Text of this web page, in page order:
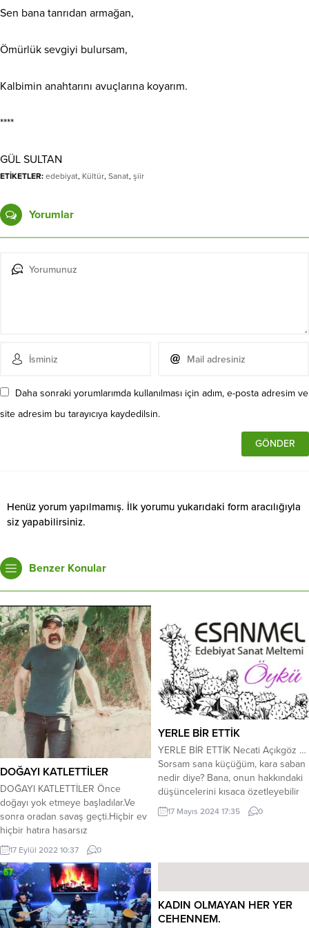
Sen bana tanrıdan armağan,
Ömürlük sevgiyi bulursam,
Kalbimin anahtarını avuçlarına koyarım.
****
GÜL SULTAN
ETİKETLER: edebiyat, Kültür, Sanat, şiir
Yorumlar
Daha sonraki yorumlarımda kullanılması için adım, e-posta adresim ve
site adresim bu tarayıcıya kaydedilsin.
Henüz yorum yapılmamış. İlk yorumu yukarıdaki form aracılığıyla
siz yapabilirsiniz.
Benzer Konular
DOĞAYI KATLETTİLER
DOĞAYI KATLETTİLER Önce
doğayı yok etmeye başladılar.Ve
sonra oradan savaş geçti.Hiçbir ev
hiçbir hatıra hasarsız
kalmadı.Herşey çürüdü arkadaşlık
aşk insanlık akrabalık inanç
sadakat. Hatta ölüm.Evet bugün
ölüm bile bana kirlenmiş bozulmuş
gibi geliyor.. Ali Bayro
17 Eylül 2022 10:37 0
YERLE BİR ETTİK
YERLE BİR ETTİK Necati Açıkgöz …
Sorsam sana küçüğüm, kara saban
nedir diye? Bana, onun hakkındaki
düşüncelerini kısaca özetleyebilir
misin? Tabi efendim; karasaban
nedir, ne değildir kendisini bire bir
olduğunu da hatırlıyorum diyemem.
17 Mayıs 2024 17:35 0
KADIN OLMAYAN HER YER
CEHENNEM.